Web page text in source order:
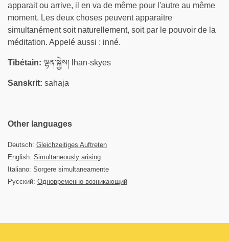
apparait ou arrive, il en va de même pour l'autre au même
moment. Les deux choses peuvent apparaitre
simultanément soit naturellement, soit par le pouvoir de la
méditation. Appelé aussi : inné.
Tibétain: ལྷན་སྐྱེས། lhan-skyes
Sanskrit: sahaja
Other languages
Deutsch: Gleichzeitiges Auftreten
English: Simultaneously arising
Italiano: Sorgere simultaneamente
Русский: Одновременно возникающий